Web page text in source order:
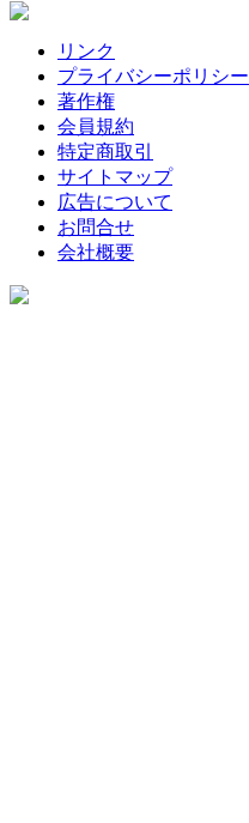
リンク
プライバシーポリシー
著作権
会員規約
特定商取引
サイトマップ
広告について
お問合せ
会社概要